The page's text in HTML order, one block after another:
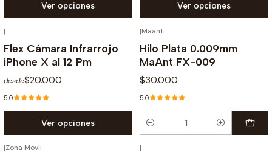
Ver opciones Ver opciones
|
Flex Cámara Infrarrojo
iPhone X al 12 Pm
desde$20.000
5.0
Ver opciones
|Maant
Hilo Plata 0.009mm
MaAnt FX-009
$30.000
5.0
Cantidad
|Zona Movil |